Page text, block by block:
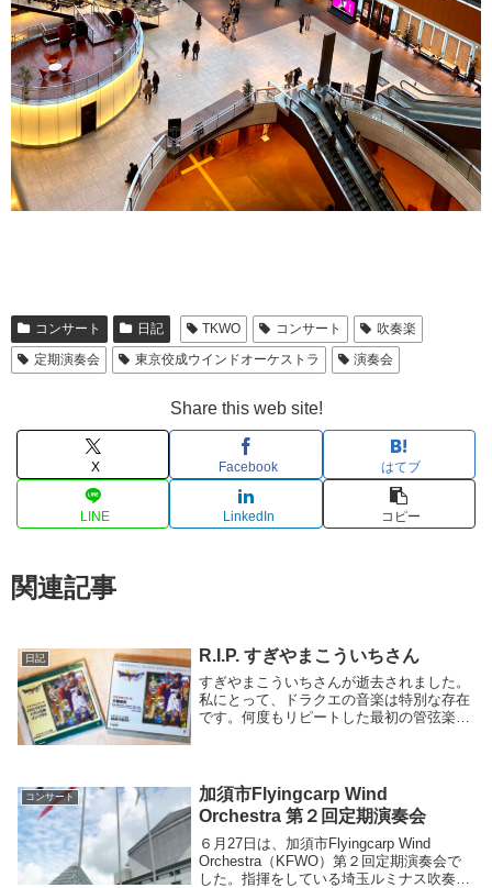
コンサート 日記 TKWO コンサート
吹奏楽
定期演奏会
東京佼成ウインドオーケストラ 演奏会
Share this web site!
X Facebook はてブ
LINE LinkedIn コピー
関連記事
日記 R.I.P. すぎやまこういちさん
すぎやまこういちさんが逝去されました。
私にとって、ドラクエの音楽は特別な存在
です。何度もリピートした最初の管弦楽／
のプログラム...
コンサート
加須市Flyingcarp Wind
Orchestra 第２回定期演奏会
６月27日は、加須市Flyingcarp Wind
Orchestra（KFWO）第２回定期演奏会で
した。指揮をしている埼玉ルミナス吹奏楽